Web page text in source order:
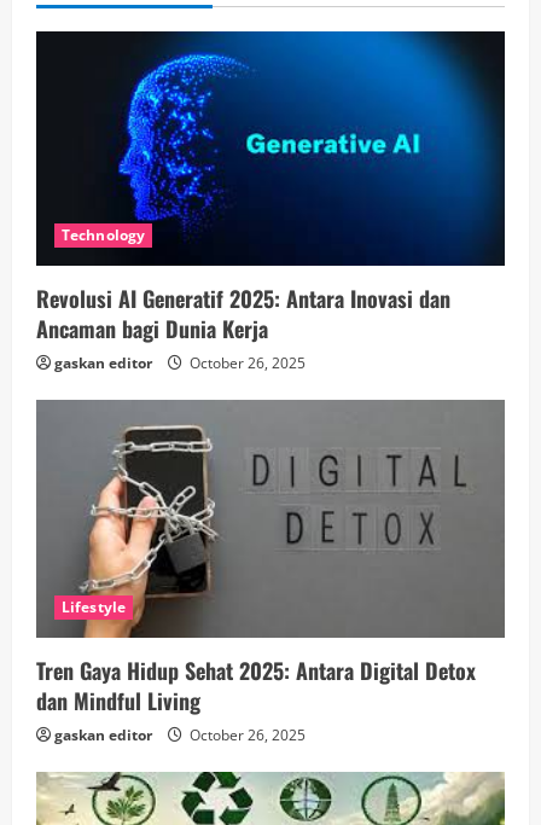
Technology
Revolusi AI Generatif 2025: Antara Inovasi dan
Ancaman bagi Dunia Kerja
gaskan editor October 26, 2025
Lifestyle
Tren Gaya Hidup Sehat 2025: Antara Digital Detox
dan Mindful Living
gaskan editor October 26, 2025